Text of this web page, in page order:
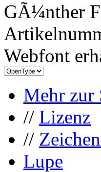
GÃ¼nther
Webfont
Mehr zur
// Lizenz
//
Lupe